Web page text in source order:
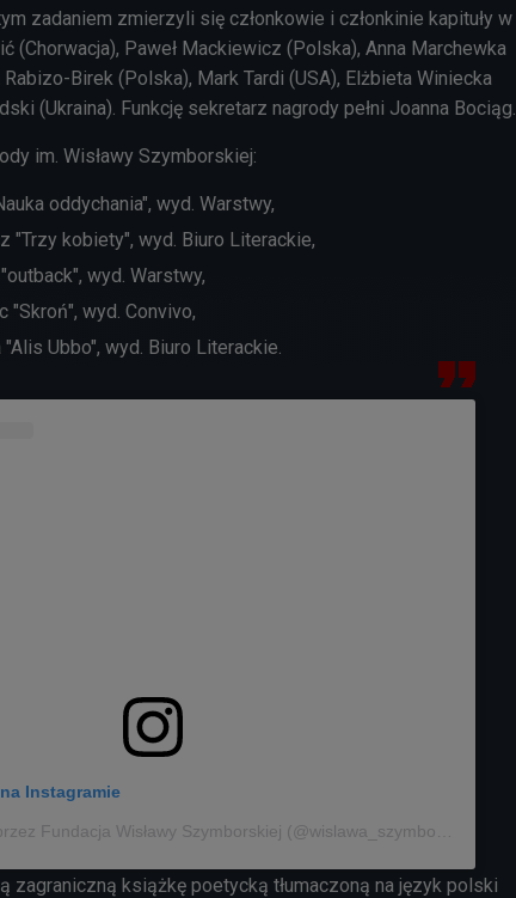
zadaniem zmierzyli się członkowie i członkinie kapituły w
(Chorwacja), Paweł Mackiewicz (Polska), Anna Marchewka
Birek (Polska), Mark Tardi (USA), Elżbieta Winiecka
(Ukraina). Funkcję sekretarz nagrody pełni Joanna Bociąg.
im. Wisławy Szymborskiej:
oddychania", wyd. Warstwy,
"Trzy kobiety", wyd. Biuro Literackie,
wyd. Warstwy,
"Skroń", wyd. Convivo,
Ubbo", wyd. Biuro Literackie.
Instagramie
zagraniczną książkę poetycką tłumaczoną na język polski